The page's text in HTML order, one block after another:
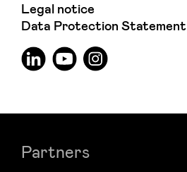
Legal notice
Data Protection Statement
Partners